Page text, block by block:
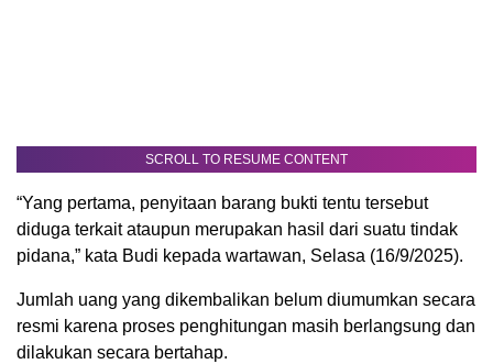
SCROLL TO RESUME CONTENT
“Yang pertama, penyitaan barang bukti tentu tersebut
diduga terkait ataupun merupakan hasil dari suatu tindak
pidana,” kata Budi kepada wartawan, Selasa (16/9/2025).
Jumlah uang yang dikembalikan belum diumumkan secara
resmi karena proses penghitungan masih berlangsung dan
dilakukan secara bertahap.